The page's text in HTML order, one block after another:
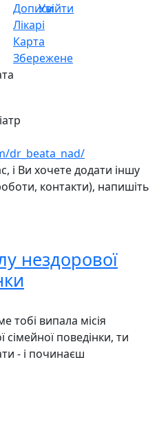
Дописи
Лікарі
Карта
Збережене
Увійти
dr_beata_nad/
і Ви хочете додати іншу
контакти), напишіть
нездорової
тобі випала місія
сімейної поведінки, ти
- і починаєш